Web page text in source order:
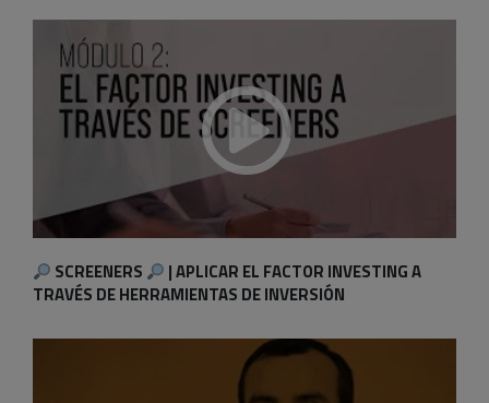
SCREENERS
| APLICAR EL FACTOR INVESTING A
TRAVÉS DE HERRAMIENTAS DE INVERSIÓN